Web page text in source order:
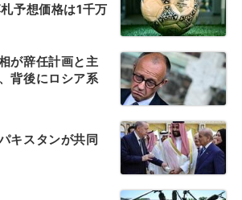
予想価格は1千万
が辞任計画と主
背後にロシア系
キスタンが共同